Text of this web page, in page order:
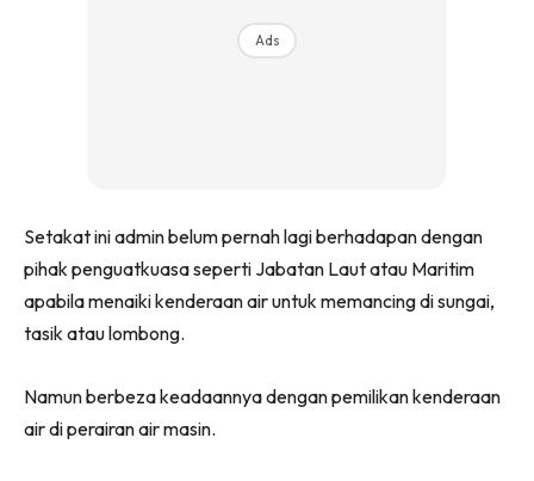
Ads
Setakat ini admin belum pernah lagi berhadapan dengan
pihak penguatkuasa seperti Jabatan Laut atau Maritim
apabila menaiki kenderaan air untuk memancing di sungai,
tasik atau lombong.
Namun berbeza keadaannya dengan pemilikan kenderaan
air di perairan air masin.